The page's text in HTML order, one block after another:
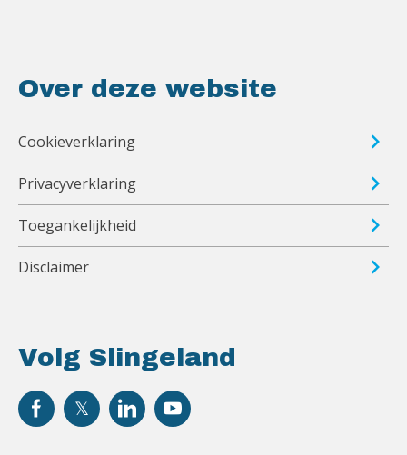
Volg Slingeland
Over deze website
Cookieverklaring
Privacyverklaring
Toegankelijkheid
Disclaimer